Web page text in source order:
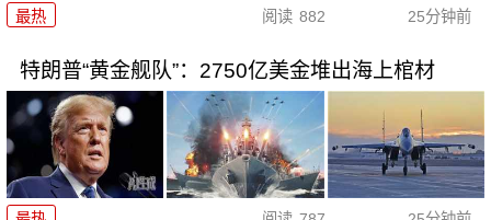
最热 阅读 882 25分钟前
特朗普“黄金舰队”：2750亿美金堆出海上棺材